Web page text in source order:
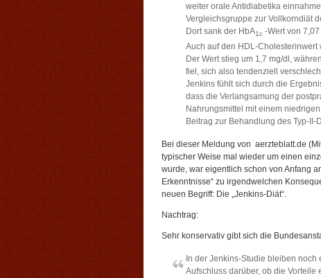
weiter orale Antidiabetika
Vergleichsgruppe zur Vollkorndiät
Dort sank der HbA1c -Wert von
Auch auf den HDL-
Der Wert stieg um 1,7 mg/dl,
fiel, sich also tendenziell
Jenkins fühlt sich durch die
dass die Verlangsamung der
Nahrungsmittel mit einem
Beitrag zur Behandlung des Typ-II-
Bei dieser Meldung von aerzteblatt.de
typischer Weise mal wieder um einen
wurde, war eigentlich schon von Anfang
Erkenntnisse“ zu irgendwelchen
neuen Begriff: Die „Jenkins-Diät“.
Nachtrag:
Sehr konservativ gibt sich die
In der Jenkins-Studie bleiben
Aufschluss darüber, ob die